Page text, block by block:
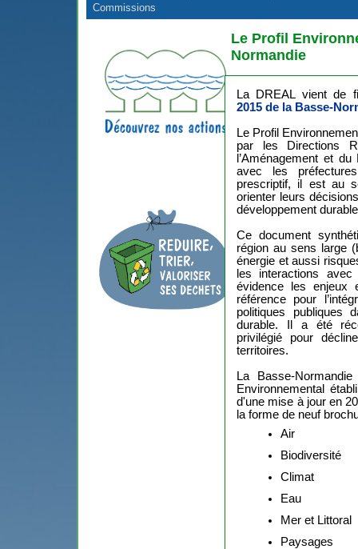
Commissions
Le Profil
Normandie
La DREAL vient de
2015 de la Basse-
Le Profil
par les Directions
l’Aménagement et
avec les
prescriptif, il est au
orienter leurs
développement
Ce document
région au sens large
énergie et aussi
les interactions
évidence les enjeux
référence pour
politiques publiques
durable. Il a été
privilégié pour
territoires.
La Basse-
Environnemental
d'une mise à jour en
la forme de neuf
Air
Biodiversité
Climat
Eau
Mer et Littoral
Paysages